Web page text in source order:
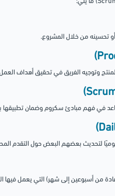
أو تحسينه من خلال المشروع.
وتوجيه الفريق في تحقيق أهداف
في فهم مبادئ سكروم وضمان
لتحديث بعضهم البعض حول التقدم
من أسبوعين إلى شهر) التي يعمل فيها